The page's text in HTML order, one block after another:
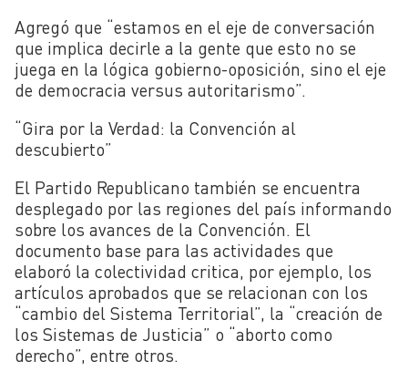
Agregó que “estamos en el eje de conversación
que implica decirle a la gente que esto no se
juega en la lógica gobierno-oposición, sino el eje
de democracia versus autoritarismo”.
“Gira por la Verdad: la Convención al
descubierto”
El Partido Republicano también se encuentra
desplegado por las regiones del país informando
sobre los avances de la Convención. El
documento base para las actividades que
elaboró la colectividad critica, por ejemplo, los
artículos aprobados que se relacionan con los
“cambio del Sistema Territorial”, la “creación de
los Sistemas de Justicia” o “aborto como
derecho”, entre otros.